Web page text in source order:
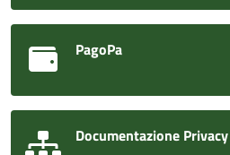
PagoPa
Documentazione Privacy